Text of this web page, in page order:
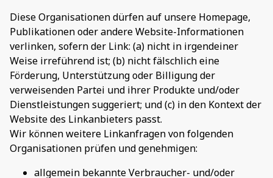
Diese Organisationen dürfen auf unsere Homepage,
Publikationen oder andere Website-Informationen
verlinken, sofern der Link: (a) nicht in irgendeiner
Weise irreführend ist; (b) nicht fälschlich eine
Förderung, Unterstützung oder Billigung der
verweisenden Partei und ihrer Produkte und/oder
Dienstleistungen suggeriert; und (c) in den Kontext der
Website des Linkanbieters passt.
Wir können weitere Linkanfragen von folgenden
Organisationen prüfen und genehmigen:
allgemein bekannte Verbraucher- und/oder